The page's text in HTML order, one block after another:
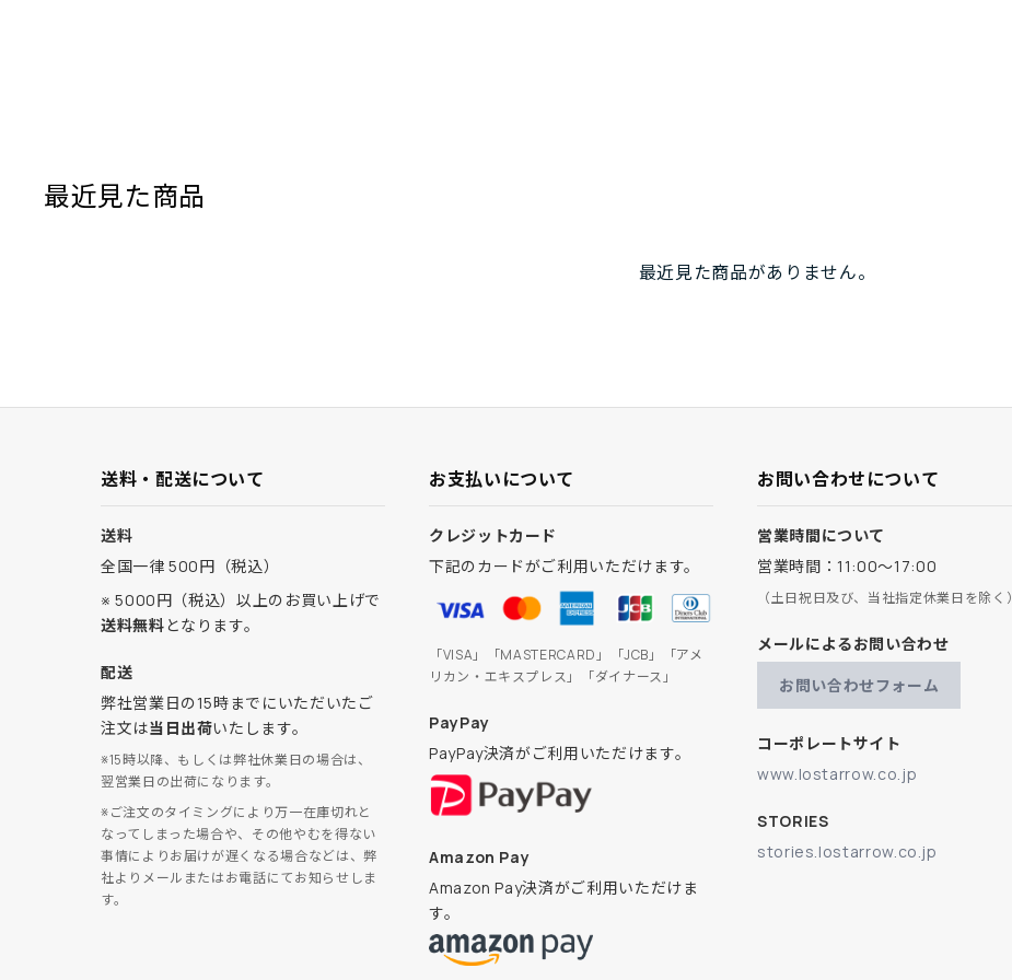
最近見た商品
最近見た商品がありません。
送料・配送について
送料
全国一律 500円（税込）
※ 5000円（税込）以上のお買い上げで
送料無料となります。
配送
弊社営業日の15時までにいただいたご
注文は当日出荷いたします。
※15時以降、もしくは弊社休業日の場合は、
翌営業日の出荷になります。
※ご注文のタイミングにより万一在庫切れと
なってしまった場合や、その他やむを得ない
事情によりお届けが遅くなる場合などは、弊
社よりメールまたはお電話にてお知らせしま
す。
お支払いについて
クレジットカード
下記のカードがご利用いただけます。
「VISA」「MASTERCARD」「JCB」「アメ
リカン・エキスプレス」「ダイナース」
PayPay
PayPay決済がご利用いただけます。
Amazon Pay
Amazon Pay決済がご利用いただけま
す。
お問い合わせについて
営業時間について
営業時間：11:00～17:00
（土日祝日及び、当社指定休業日を除く）
メールによるお問い合わせ
お問い合わせフォーム
コーポレートサイト
www.lostarrow.co.jp
STORIES
stories.lostarrow.co.jp